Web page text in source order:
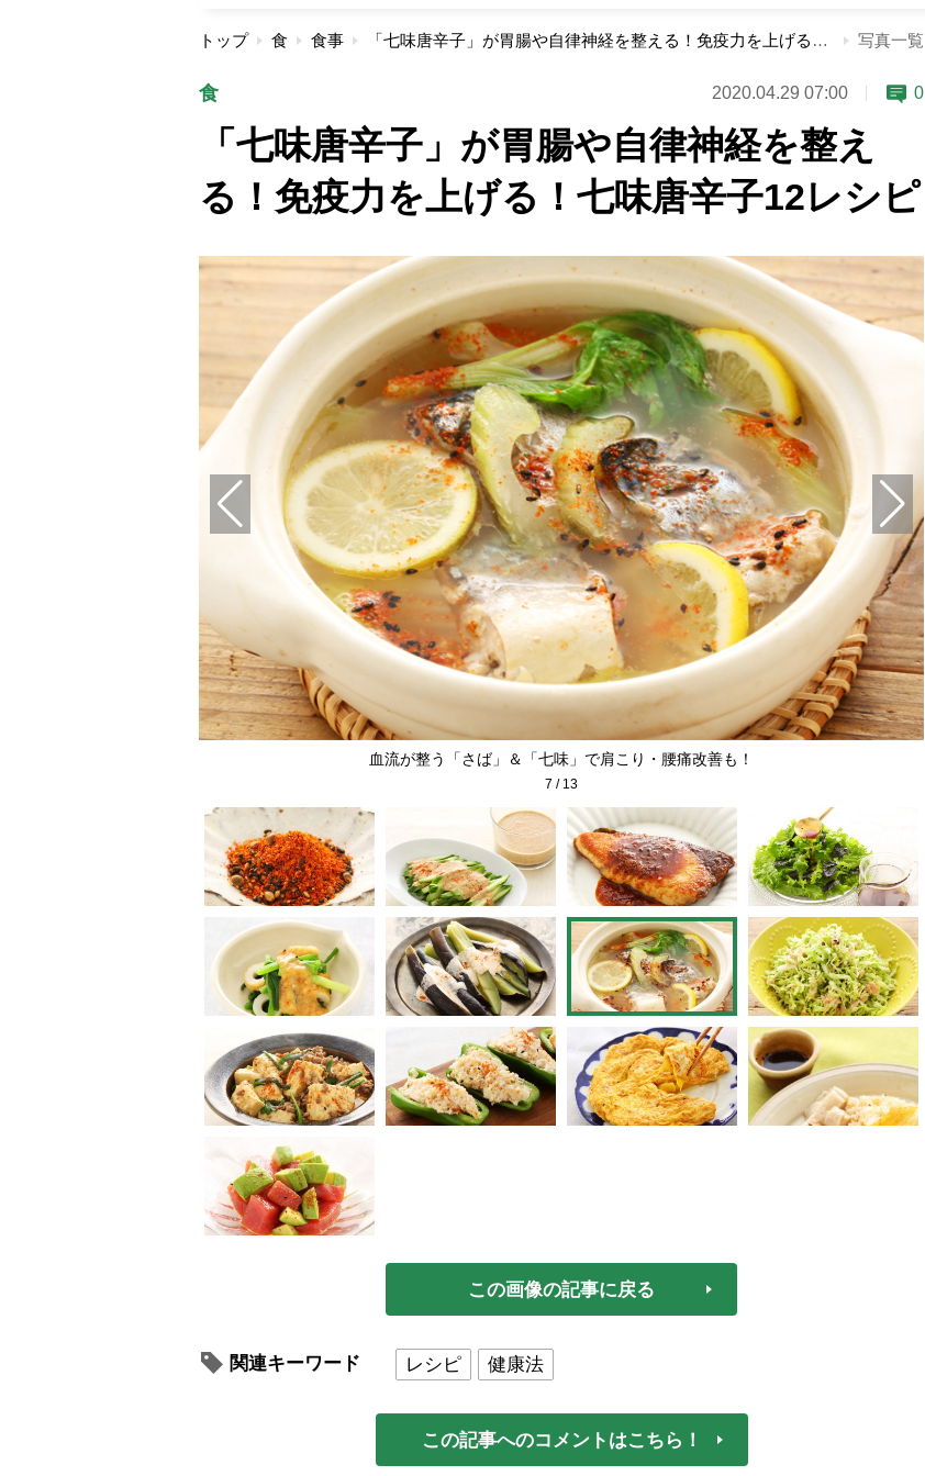
トップ 食 食事 「七味唐辛子」が胃腸や自律神経を整える！免疫力を上げる！七味唐辛子12レシピ 写真一覧
食 2020.04.29 07:00 0
「七味唐辛子」が胃腸や自律神経を整え
る！免疫力を上げる！七味唐辛子12レシピ
血流が整う「さば」＆「七味」で肩こり・腰痛改善も！
7 / 13
この画像の記事に戻る
関連キーワード レシピ 健康法
この記事へのコメントはこちら！